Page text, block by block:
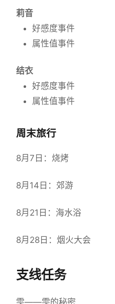
莉音
好感度事件
属性值事件
结衣
好感度事件
属性值事件
周末旅行
8月7日：烧烤
8月14日：郊游
8月21日：海水浴
8月28日：烟火大会
支线任务
雫——雫的秘密